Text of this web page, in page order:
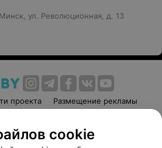
ул. Революционная, д. 13
проекта
Размещение рекламы
соглашение
Способы оплаты
cookie